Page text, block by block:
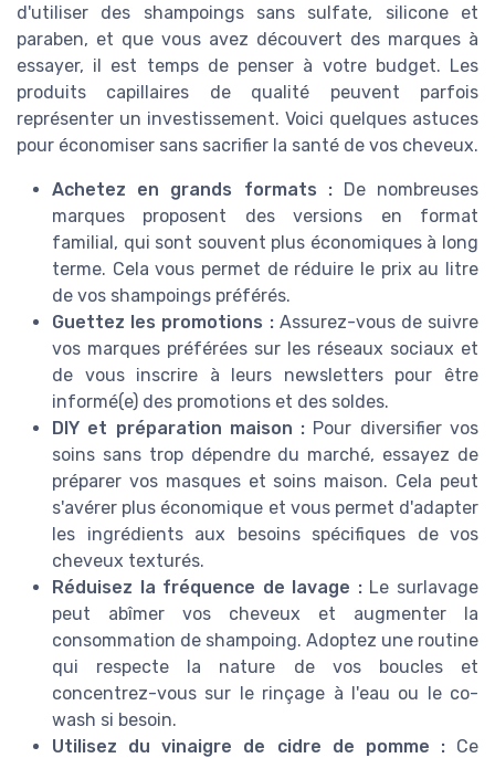
d'utiliser des shampoings sans sulfate, silicone et
paraben, et que vous avez découvert des marques à
essayer, il est temps de penser à votre budget. Les
produits capillaires de qualité peuvent parfois
représenter un investissement. Voici quelques astuces
pour économiser sans sacrifier la santé de vos cheveux.
Achetez en grands formats :De nombreuses
marques proposent des versions en format
familial, qui sont souvent plus économiques à long
terme. Cela vous permet de réduire le prix au litre
de vos shampoings préférés.
Guettez les promotions :Assurez-vous de suivre
vos marques préférées sur les réseaux sociaux et
de vous inscrire à leurs newsletters pour être
informé(e) des promotions et des soldes.
DIY et préparation maison : Pour diversifier vos
soins sans trop dépendre du marché, essayez de
préparer vos masques et soins maison. Cela peut
s'avérer plus économique et vous permet d'adapter
les ingrédients aux besoins spécifiques de vos
cheveux texturés.
Réduisez la fréquence de lavage :Le surlavage
peut abîmer vos cheveux et augmenter la
consommation de shampoing. Adoptez une routine
qui respecte la nature de vos boucles et
concentrez-vous sur le rinçage à l'eau ou le co-
wash si besoin.
Utilisez du vinaigre de cidre de pomme :Ce